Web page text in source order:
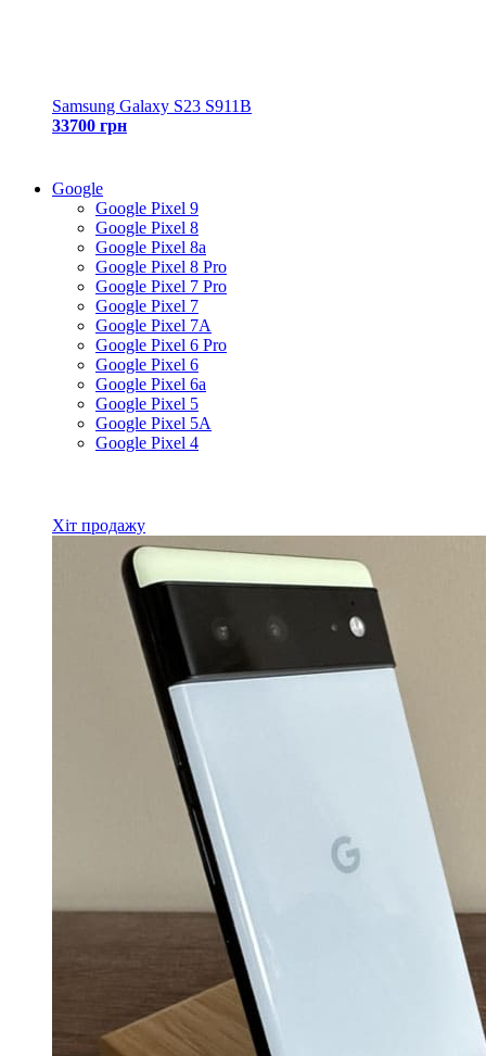
Samsung Galaxy S23 S911B
33700 грн
Google
Google Pixel 9
Google Pixel 8
Google Pixel 8a
Google Pixel 8 Pro
Google Pixel 7 Pro
Google Pixel 7
Google Pixel 7A
Google Pixel 6 Pro
Google Pixel 6
Google Pixel 6a
Google Pixel 5
Google Pixel 5A
Google Pixel 4
Хіт продажу